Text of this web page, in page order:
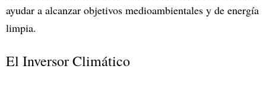
ayudar a alcanzar objetivos medioambientales y de energía
limpia.
El Inversor Climático